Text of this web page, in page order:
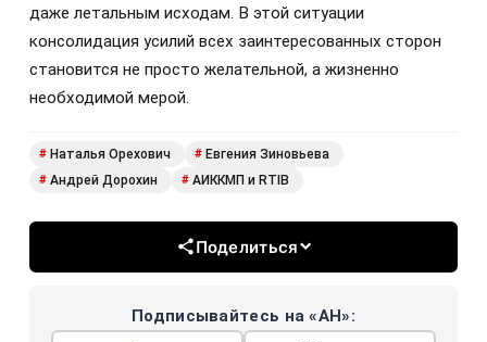
даже летальным исходам. В этой ситуации
консолидация усилий всех заинтересованных сторон
становится не просто желательной, а жизненно
необходимой мерой.
# Наталья Орехович # Евгения Зиновьева
# Андрей Дорохин # АИККМП и RTIB
Поделиться
Подписывайтесь на «АН»: